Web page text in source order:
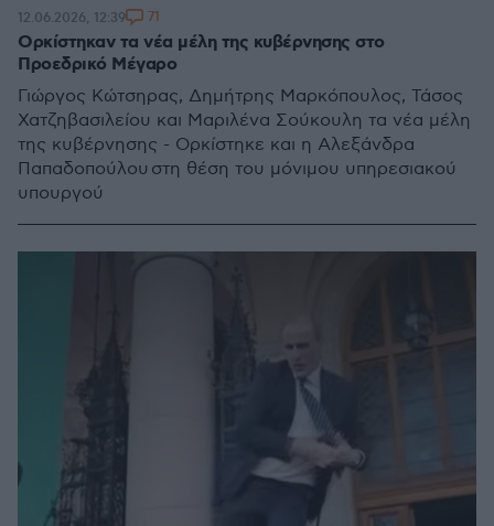
Ορκίστηκαν τα νέα μέλη της κυβέρνησης στο
Προεδρικό Μέγαρο
Γιώργος Κώτσηρας, Δημήτρης Μαρκόπουλος, Τάσος
Χατζηβασιλείου και Μαριλένα Σούκουλη τα νέα μέλη
της κυβέρνησης - Ορκίστηκε και η Αλεξάνδρα
Παπαδοπούλου στη θέση του μόνιμου υπηρεσιακού
υπουργού
12.06.2026, 12:39 71